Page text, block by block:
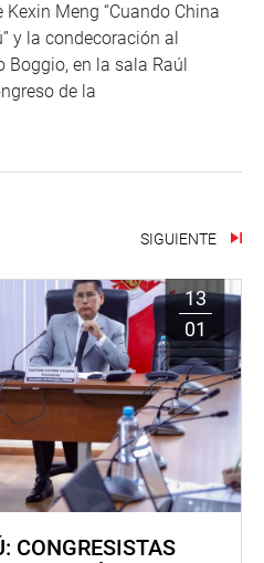
Meng “Cuando China
y la condecoración al
Boggio, en la sala Raúl
de la
SIGUIENTE
13
01
CONGRESISTAS